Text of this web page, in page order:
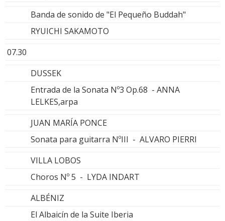
Banda de sonido de "El Pequeño Buddah"
RYUICHI SAKAMOTO
07.30
DUSSEK
Entrada de la Sonata Nº3 Op.68 - ANNA
LELKES,arpa
JUAN MARÍA PONCE
Sonata para guitarra NºIII - ALVARO PIERRI
VILLA LOBOS
Choros Nº 5 - LYDA INDART
ALBÉNIZ
El Albaicín de la Suite Iberia